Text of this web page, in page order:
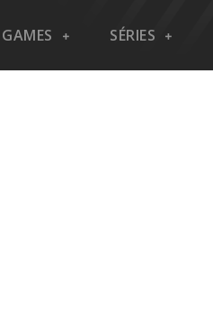
GAMES SÉRIES